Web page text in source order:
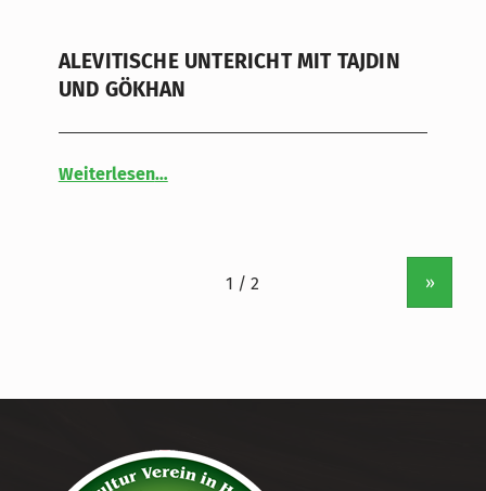
ALEVITISCHE UNTERICHT MIT TAJDIN
UND GÖKHAN
Weiterlesen“ALEVITISCHE UNTERICHT MIT TAJDIN UND GÖKHAN”
…
»